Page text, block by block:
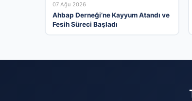
07 Ağu 2026
Ahbap Derneği’ne Kayyum Atandı ve
Fesih Süreci Başladı